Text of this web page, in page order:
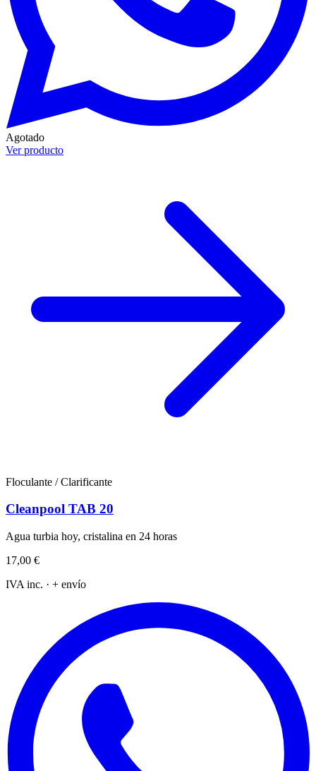
Agotado
Ver producto
Floculante / Clarificante
Cleanpool TAB 20
Agua turbia hoy, cristalina en 24 horas
17,00 €
IVA inc. · + envío